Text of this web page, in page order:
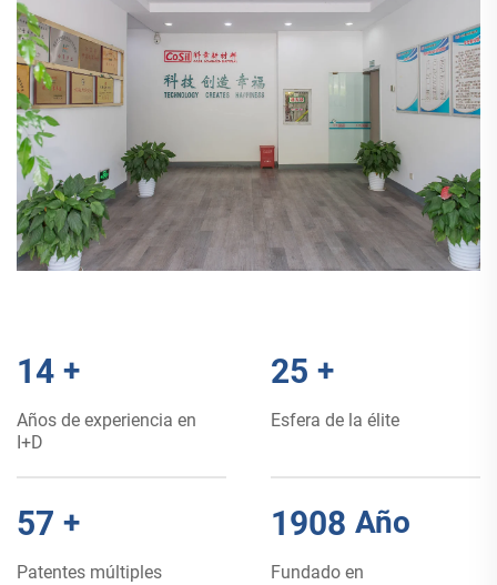
15 +
Años de experiencia en
I+D
26 +
Esfera de la élite
60 +
Patentes múltiples
2008 Año
Fundado en